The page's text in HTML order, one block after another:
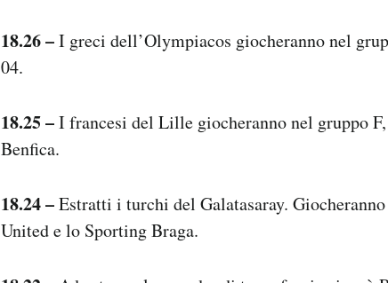
18.26 –I greci dell’Olympiacos giocheranno nel
04.
18.25 –I francesi del Lille giocheranno nel gruppo
Benfica.
18.24 –Estratti i turchi del Galatasaray.
United e lo Sporting Braga.